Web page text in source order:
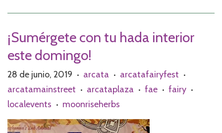
¡Sumérgete con tu hada interior
este domingo!
28 de junio, 2019 • arcata • arcatafairyfest •
arcatamainstreet • arcataplaza • fae • fairy •
localevents • moonriseherbs